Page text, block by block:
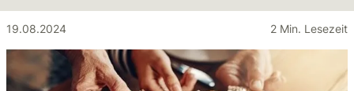
19.08.2024 2 Min. Lesezeit